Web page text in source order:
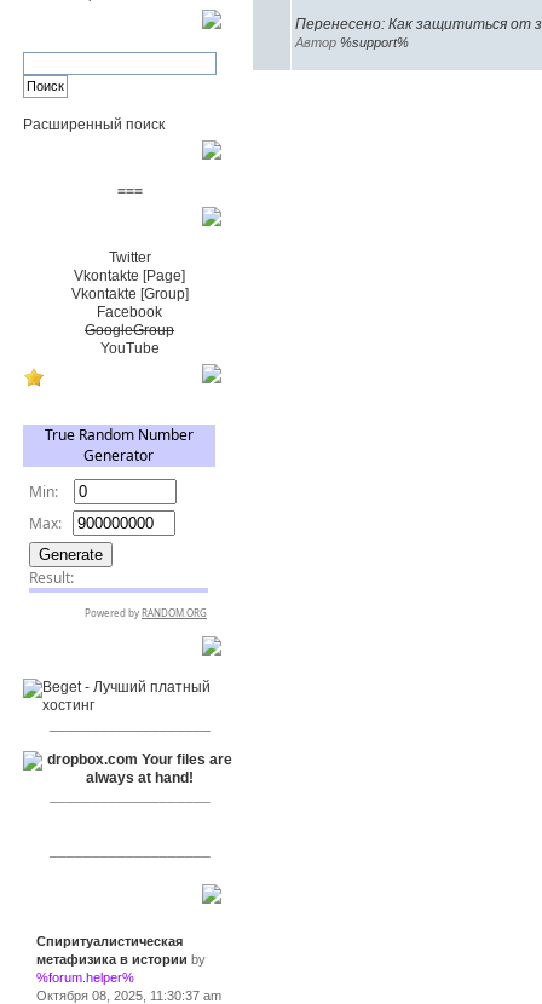
Расширенный поиск
===
Twitter
Vkontakte [Page]
Vkontakte [Group]
Facebook
GoogleGroup
YouTube
Спиритуалистическая
метафизика в истории by
%forum.helper%
Октября 08, 2025, 11:30:37 am
Перенесено: Как защититься от
Автор %support%